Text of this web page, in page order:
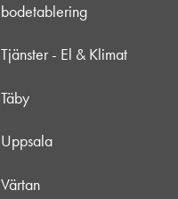
bodetablering
Tjänster - El & Klimat
Täby
Uppsala
Värtan